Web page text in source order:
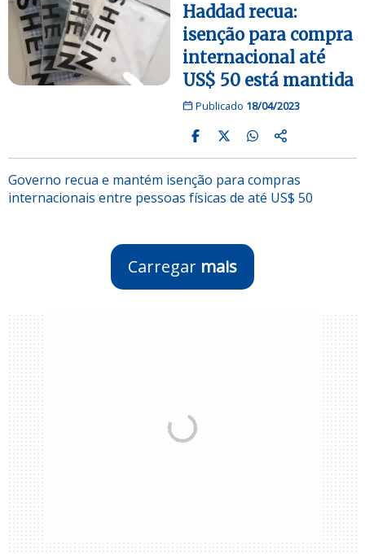
Haddad recua:
isenção para compra
internacional até
US$ 50 está mantida
Publicado 18/04/2023
Governo recua e mantém isenção para compras
internacionais entre pessoas físicas de até US$ 50
Carregar mais